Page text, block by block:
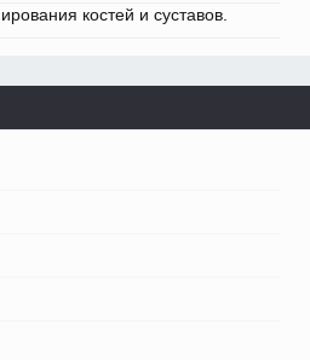
костей и суставов.